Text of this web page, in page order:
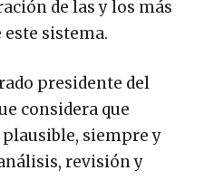
de las y los más
sistema.
presidente del
considera que
siempre y
revisión y